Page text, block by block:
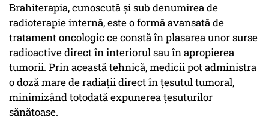
Brahiterapia, cunoscută și sub denumirea de
radioterapie internă, este o formă avansată de
tratament oncologic ce constă în plasarea unor surse
radioactive direct în interiorul sau în apropierea
tumorii. Prin această tehnică, medicii pot administra
o doză mare de radiații direct în țesutul tumoral,
minimizând totodată expunerea țesuturilor
sănătoase.